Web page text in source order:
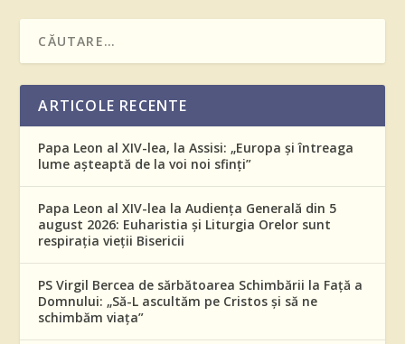
ARTICOLE RECENTE
Papa Leon al XIV-lea, la Assisi: „Europa și întreaga
lume așteaptă de la voi noi sfinți”
Papa Leon al XIV-lea la Audiența Generală din 5
august 2026: Euharistia și Liturgia Orelor sunt
respirația vieții Bisericii
PS Virgil Bercea de sărbătoarea Schimbării la Față a
Domnului: „Să-L ascultăm pe Cristos și să ne
schimbăm viața”